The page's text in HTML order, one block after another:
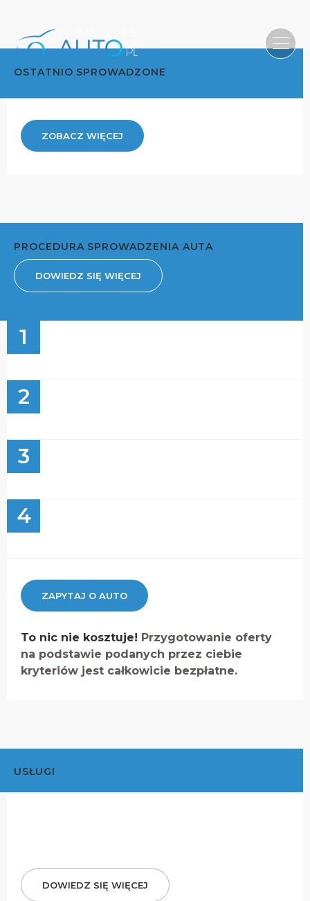
OSTATNIO SPROWADZONE
ZOBACZ WIĘCEJ
PROCEDURA SPROWADZENIA AUTA
DOWIEDZ SIĘ WIĘCEJ
1
2
3
4
ZAPYTAJ O AUTO
To nic nie kosztuje! Przygotowanie oferty
na podstawie podanych przez ciebie
kryteriów jest całkowicie bezpłatne.
USŁUGI
DOWIEDZ SIĘ WIĘCEJ